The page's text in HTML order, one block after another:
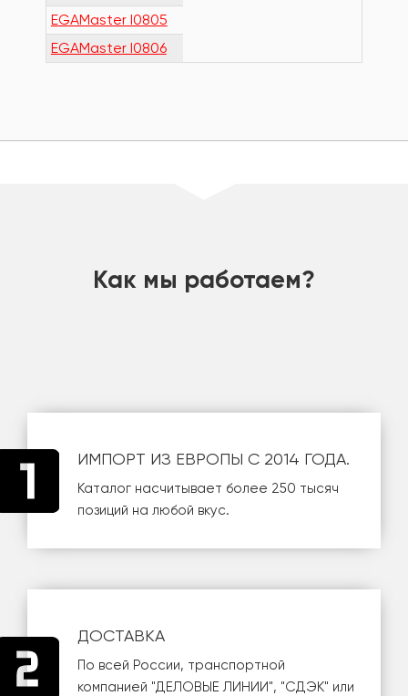
EGAMaster I0805
EGAMaster I0806
Как мы работаем?
ИМПОРТ ИЗ ЕВРОПЫ С 2014 ГОДА.
Каталог насчитывает более 250 тысяч
позиций на любой вкус.
ДОСТАВКА
По всей России, транспортной
компанией "ДЕЛОВЫЕ ЛИНИИ", "СДЭК" или